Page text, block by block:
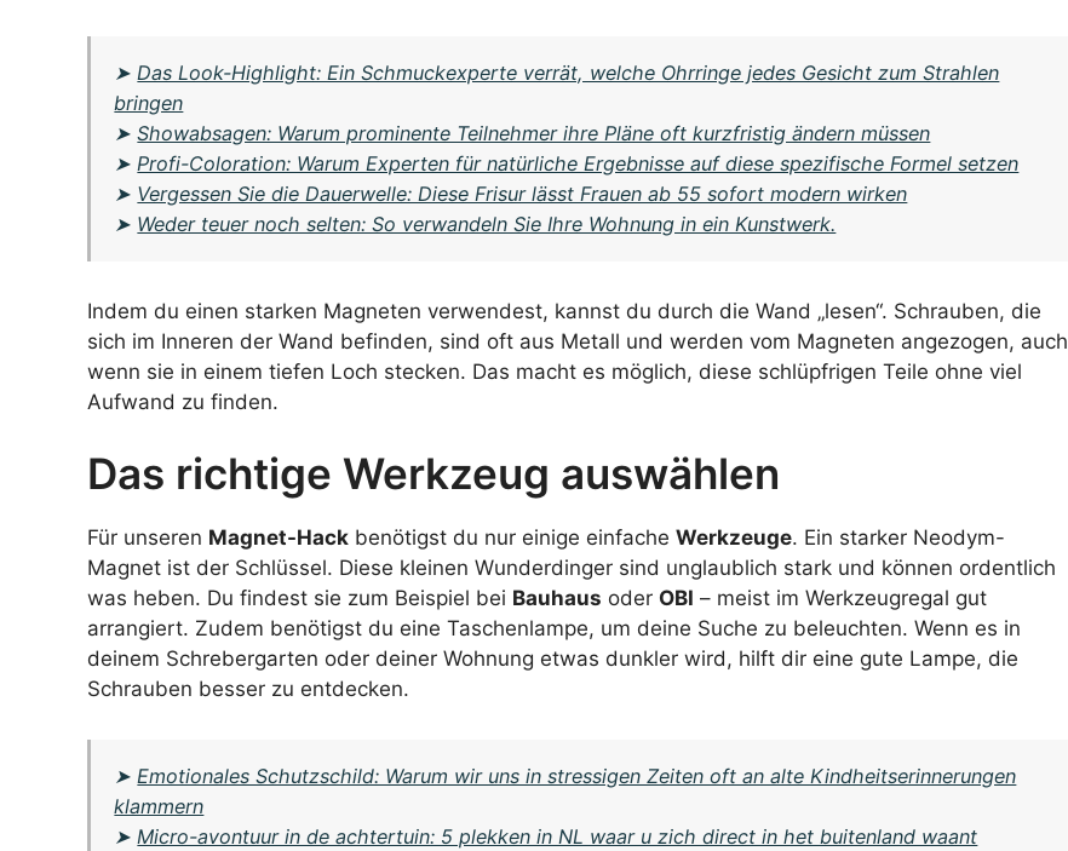
➤Das Look-Highlight: Ein Schmuckexperte verrät, welche Ohrringe jedes Gesicht zum Strahlen
bringen
➤Showabsagen: Warum prominente Teilnehmer ihre Pläne oft kurzfristig ändern müssen
➤Profi-Coloration: Warum Experten für natürliche Ergebnisse auf diese spezifische Formel setzen
➤ Vergessen Sie die Dauerwelle: Diese Frisur lässt Frauen ab 55 sofort modern wirken
➤ Weder teuer noch selten: So verwandeln Sie Ihre Wohnung in ein Kunstwerk.
Indem du einen starken Magneten verwendest, kannst du durch die Wand „lesen“. Schrauben, die
sich im Inneren der Wand befinden, sind oft aus Metall und werden vom Magneten angezogen, auch
wenn sie in einem tiefen Loch stecken. Das macht es möglich, diese schlüpfrigen Teile ohne viel
Aufwand zu finden.
Das richtige Werkzeug auswählen
Für unseren Magnet-Hack benötigst du nur einige einfache Werkzeuge. Ein starker Neodym-
Magnet ist der Schlüssel. Diese kleinen Wunderdinger sind unglaublich stark und können ordentlich
was heben. Du findest sie zum Beispiel bei Bauhaus oder OBI – meist im Werkzeugregal gut
arrangiert. Zudem benötigst du eine Taschenlampe, um deine Suche zu beleuchten. Wenn es in
deinem Schrebergarten oder deiner Wohnung etwas dunkler wird, hilft dir eine gute Lampe, die
Schrauben besser zu entdecken.
➤Emotionales Schutzschild: Warum wir uns in stressigen Zeiten oft an alte Kindheitserinnerungen
klammern
➤Micro-avontuur in de achtertuin: 5 plekken in NL waar u zich direct in het buitenland waant